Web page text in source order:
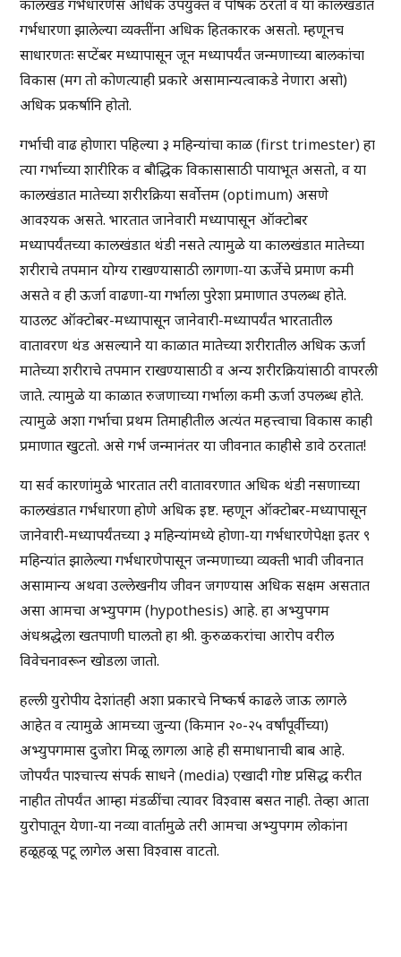
कालखंड गर्भधारणेस अधिक उपयुक्त व पोषक ठरतो व या कालखंडात
गर्भधारणा झालेल्या व्यक्तींना अधिक हितकारक असतो. म्हणूनच
साधारणतः सप्टेंबर मध्यापासून जून मध्यापर्यंत जन्मणाच्या बालकांचा
विकास (मग तो कोणत्याही प्रकारे असामान्यत्वाकडे नेणारा असो)
अधिक प्रकर्षानि होतो.
गर्भाची वाढ होणारा पहिल्या ३ महिन्यांचा काळ (first trimester) हा
त्या गर्भाच्या शारीरिक व बौद्धिक विकासासाठी पायाभूत असतो, व या
कालखंडात मातेच्या शरीरक्रिया सर्वोत्तम (optimum) असणे
आवश्यक असते. भारतात जानेवारी मध्यापासून ऑक्टोबर
मध्यापर्यंतच्या कालखंडात थंडी नसते त्यामुळे या कालखंडात मातेच्या
शरीराचे तपमान योग्य राखण्यासाठी लागणा-या ऊर्जेचे प्रमाण कमी
असते व ही ऊर्जा वाढणा-या गर्भाला पुरेशा प्रमाणात उपलब्ध होते.
याउलट ऑक्टोबर-मध्यापासून जानेवारी-मध्यापर्यंत भारतातील
वातावरण थंड असल्याने या काळात मातेच्या शरीरातील अधिक ऊर्जा
मातेच्या शरीराचे तपमान राखण्यासाठी व अन्य शरीरक्रियांसाठी वापरली
जाते. त्यामुळे या काळात रुजणाच्या गर्भाला कमी ऊर्जा उपलब्ध होते.
त्यामुळे अशा गर्भाचा प्रथम तिमाहीतील अत्यंत महत्त्वाचा विकास काही
प्रमाणात खुटतो. असे गर्भ जन्मानंतर या जीवनात काहीसे डावे ठरतात!
या सर्व कारणांमुळे भारतात तरी वातावरणात अधिक थंडी नसणाच्या
कालखंडात गर्भधारणा होणे अधिक इष्ट. म्हणून ऑक्टोबर-मध्यापासून
जानेवारी-मध्यापर्यंतच्या ३ महिन्यांमध्ये होणा-या गर्भधारणेपेक्षा इतर ९
महिन्यांत झालेल्या गर्भधारणेपासून जन्मणाच्या व्यक्ती भावी जीवनात
असामान्य अथवा उल्लेखनीय जीवन जगण्यास अधिक सक्षम असतात
असा आमचा अभ्युपगम (hypothesis) आहे. हा अभ्युपगम
अंधश्रद्धेला खतपाणी घालतो हा श्री. कुरुळकरांचा आरोप वरील
विवेचनावरून खोडला जातो.
हल्ली युरोपीय देशांतही अशा प्रकारचे निष्कर्ष काढले जाऊ लागले
आहेत व त्यामुळे आमच्या जुन्या (किमान २०-२५ वर्षांपूर्वीच्या)
अभ्युपगमास दुजोरा मिळू लागला आहे ही समाधानाची बाब आहे.
जोपर्यंत पाश्चात्त्य संपर्क साधने (media) एखादी गोष्ट प्रसिद्ध करीत
नाहीत तोपर्यंत आम्हा मंडळींचा त्यावर विश्वास बसत नाही. तेव्हा आता
युरोपातून येणा-या नव्या वार्तामुळे तरी आमचा अभ्युपगम लोकांना
हळूहळू पटू लागेल असा विश्वास वाटतो.